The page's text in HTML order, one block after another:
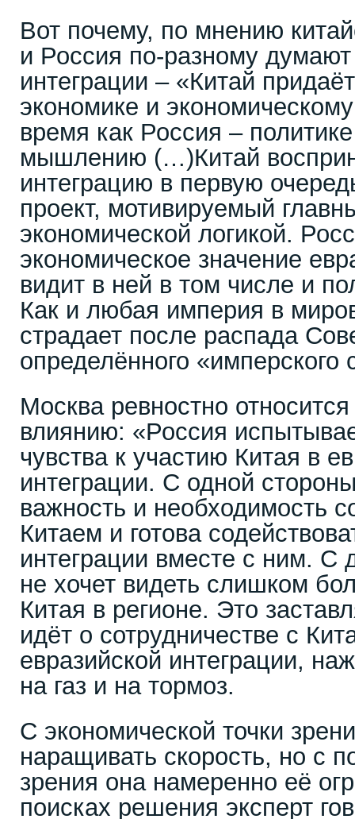
Вот почему, по мнению
и Россия по-разному думают
интеграции – «Китай
экономике и
время как Россия –
мышлению (…)Китай
интеграцию в первую
проект, мотивируемый
экономической логикой.
экономическое значение
видит в ней в том числе и
Как и любая империя в
страдает после распада
определённого «имперского
Москва ревностно
влиянию: «Россия
чувства к участию Китая в
интеграции. С одной
важность и необходимость
Китаем и готова
интеграции вместе с ним. С
не хочет видеть слишком
Китая в регионе. Это
идёт о сотрудничестве с
евразийской интеграции,
на газ и на тормоз.
С экономической точки
наращивать скорость, но с
зрения она намеренно её
поисках решения эксперт